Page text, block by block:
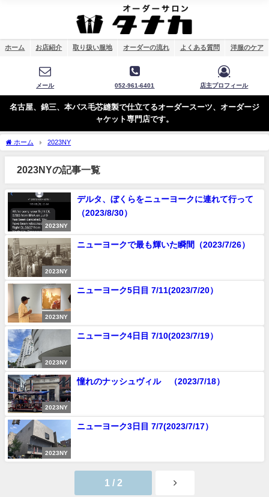
ホーム お店紹介 取り扱い服地 オーダーの流れ よくある質問 洋服のケア
メール 052-961-6401 店主プロフィール
名古屋、錦三、本バス毛芯縫製で仕立てるオーダースーツ、オーダージ
ャケット専門店です。
ホーム 2023NY
2023NYの記事一覧
2023NY
デルタ、ぼくらをニューヨークに連れて行って
（2023/8/30）
2023NY
ニューヨークで最も輝いた瞬間（2023/7/26）
2023NY
ニューヨーク5日目 7/11(2023/7/20）
2023NY
ニューヨーク4日目 7/10(2023/7/19）
2023NY
憧れのナッシュヴィル （2023/7/18）
2023NY
ニューヨーク3日目 7/7(2023/7/17）
1 / 2